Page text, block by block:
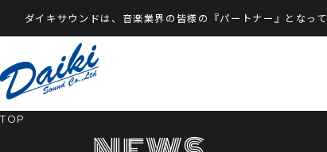
ダイキサウンドは、音楽業界の皆様の『パートナー』となって
TOP